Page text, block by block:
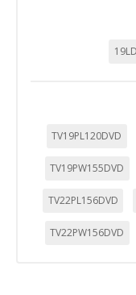
TV19PL120DVD
TV19PW155DVD
TV22PL156DVD
TV22PW156DVD